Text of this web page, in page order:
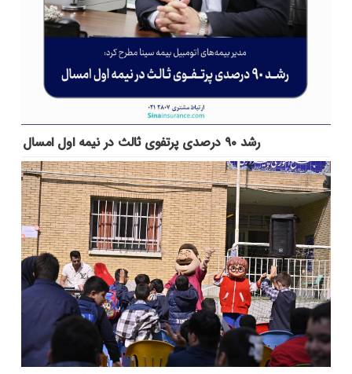
رشد ۹۰ درصدی پرتفوی ثالث در نیمه اول امسال